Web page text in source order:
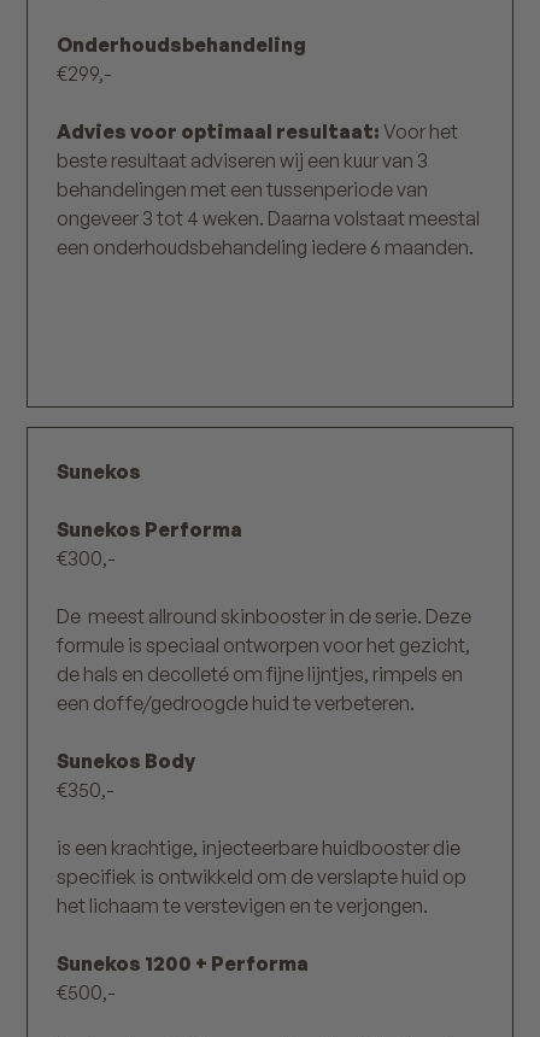
Onderhoudsbehandeling
€299,-
Advies voor optimaal resultaat:Voor het
beste resultaat adviseren wij een kuur van 3
behandelingen met een tussenperiode van
ongeveer 3 tot 4 weken. Daarna volstaat meestal
een onderhoudsbehandeling iedere 6 maanden.
Sunekos
Sunekos Performa
€300,-
De meest allround skinbooster in de serie. Deze
formule is speciaal ontworpen voor het gezicht,
de hals en decolleté om fijne lijntjes, rimpels en
een doffe/gedroogde huid te verbeteren.
Sunekos Body
€350,-
is een krachtige, injecteerbare huidbooster die
specifiek is ontwikkeld om de verslapte huid op
het lichaam te verstevigen en te verjongen.
Sunekos 1200 + Performa
€500,-